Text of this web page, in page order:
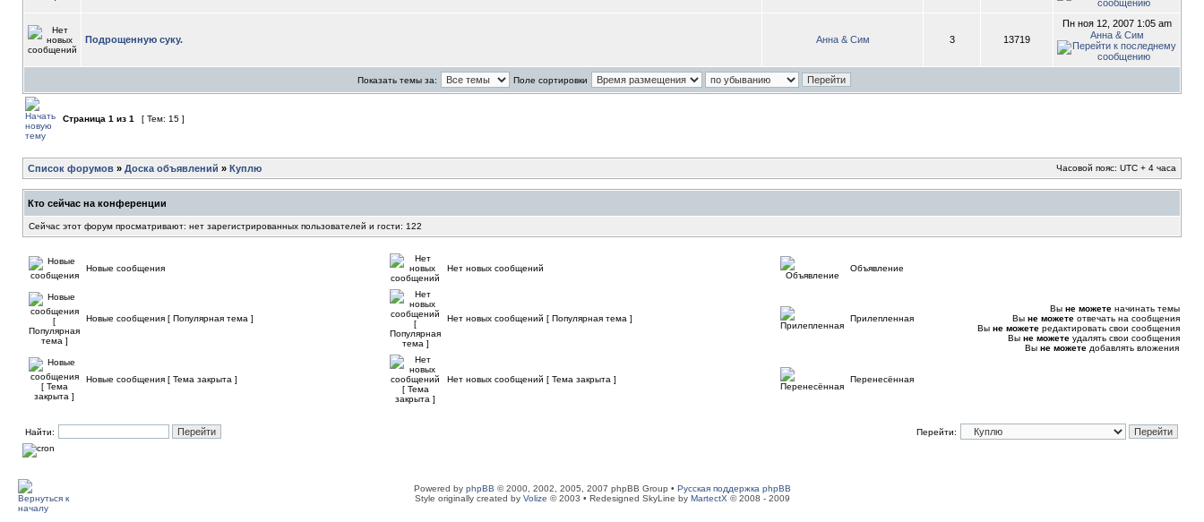
Подрощенную суку. Анна & Сим 3 13719
Пн ноя 12, 2007 1:05 am
Анна & Сим
Показать темы за: Поле сортировки
Страница 1 из 1 [ Тем: 15 ]
Список форумов » Доска объявлений » Куплю Часовой пояс: UTC + 4 часа
Кто сейчас на конференции
Сейчас этот форум просматривают: нет зарегистрированных пользователей и гости: 122
Новые сообщения Нет новых сообщений Объявление
Новые сообщения [ Популярная тема ] Нет новых сообщений [ Популярная тема ] Прилепленная
Новые сообщения [ Тема закрыта ] Нет новых сообщений [ Тема закрыта ] Перенесённая
Вы не можете начинать темы
Вы не можете отвечать на сообщения
Вы не можете редактировать свои сообщения
Вы не можете удалять свои сообщения
Вы не можете добавлять вложения
Найти: Перейти:
Powered by phpBB © 2000, 2002, 2005, 2007 phpBB Group • Русская поддержка phpBB
Style originally created by Volize © 2003 • Redesigned SkyLine by MartectX © 2008 - 2009